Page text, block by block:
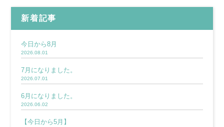
新着記事
今日から8月
2026.08.01
7月になりました。
2026.07.01
6月になりました。
2026.06.02
【今日から5月】